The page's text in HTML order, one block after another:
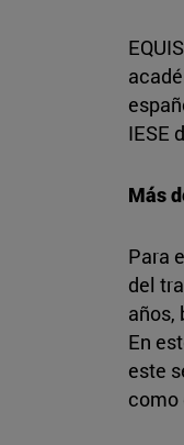
IESE
Más
Para
del
años,
En
este
como